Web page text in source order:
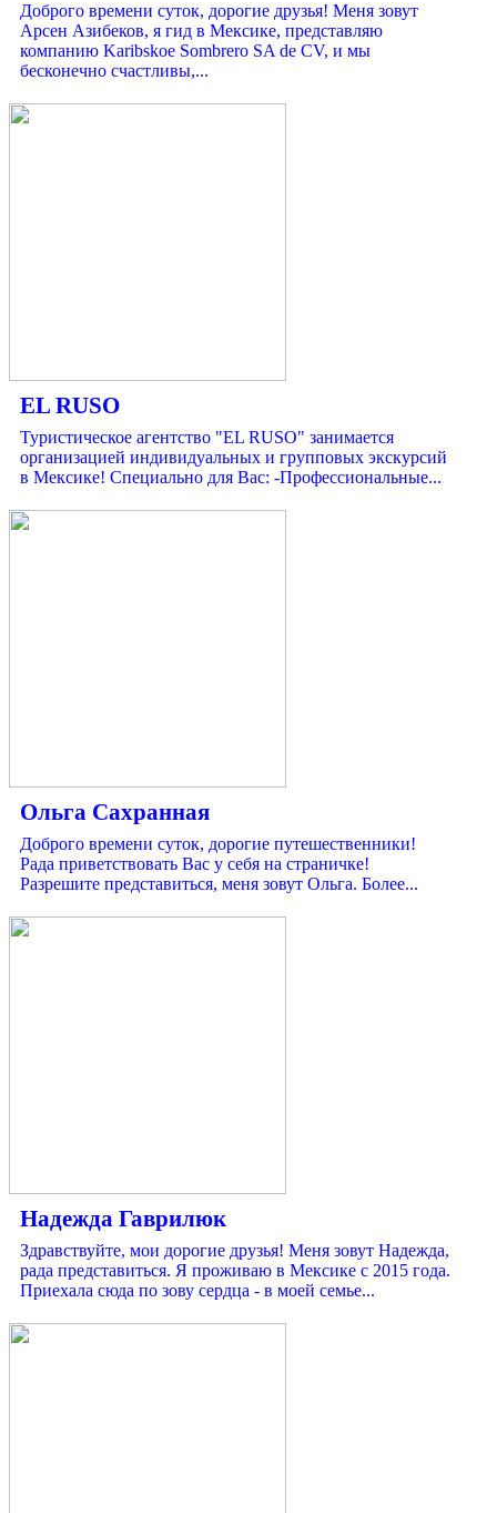
Доброго времени суток, дорогие друзья! Меня зовут
Арсен Азибеков, я гид в Мексике, представляю
компанию Karibskoe Sombrero SA de CV, и мы
бесконечно счастливы,...
EL RUSO
Туристическое агентство "EL RUSO" занимается
организацией индивидуальных и групповых экскурсий
в Мексике! Специально для Вас: -Профессиональные...
Ольга Сахранная
Доброго времени суток, дорогие путешественники!
Рада приветствовать Вас у себя на страничке!
Разрешите представиться, меня зовут Ольга. Более...
Надежда Гаврилюк
Здравствуйте, мои дорогие друзья! Меня зовут Надежда,
рада представиться. Я проживаю в Мексике с 2015 года.
Приехала сюда по зову сердца - в моей семье...